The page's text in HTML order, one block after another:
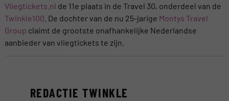
Vliegtickets.nl de 11e plaats in de Travel 30, onderdeel van de
Twinkle100 . De dochter van de nu 25-jarige Montys Travel
Group claimt de grootste onafhankelijke Nederlandse
aanbieder van vliegtickets te zijn.
REDACTIE TWINKLE